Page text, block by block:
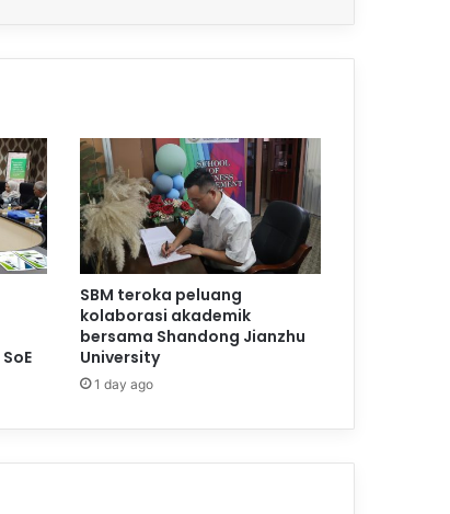
SBM teroka peluang
kolaborasi akademik
bersama Shandong Jianzhu
University
1 day ago